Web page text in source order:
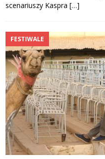
scenariuszy Kaspra […]
FESTIWALE